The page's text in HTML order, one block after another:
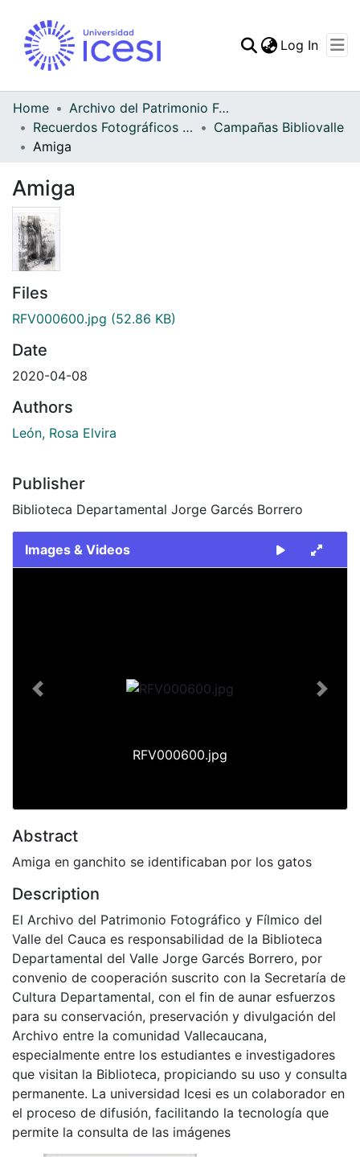
Statistics
Log In
Home
Archivo del Patrimonio Fotográfico y Fílmico del Valle del Cauca
Recuerdos Fotográficos Vallecaucanos
Campañas Bibliovalle
Amiga
Amiga
Files
RFV000600.jpg (52.86 KB)
Date
2020-04-08
Authors
León, Rosa Elvira
Publisher
Biblioteca Departamental Jorge Garcés Borrero
Images & Videos
RFV000600.jpg
Previous Next
Abstract
Amiga en ganchito se identificaban por los gatos
Description
El Archivo del Patrimonio Fotográfico y Fílmico del
Valle del Cauca es responsabilidad de la Biblioteca
Departamental del Valle Jorge Garcés Borrero, por
convenio de cooperación suscrito con la Secretaría de
Cultura Departamental, con el fin de aunar esfuerzos
para su conservación, preservación y divulgación del
Archivo entre la comunidad Vallecaucana,
especialmente entre los estudiantes e investigadores
que visitan la Biblioteca, propiciando su uso y consulta
permanente. La universidad Icesi es un colaborador en
el proceso de difusión, facilitando la tecnología que
permite la consulta de las imágenes